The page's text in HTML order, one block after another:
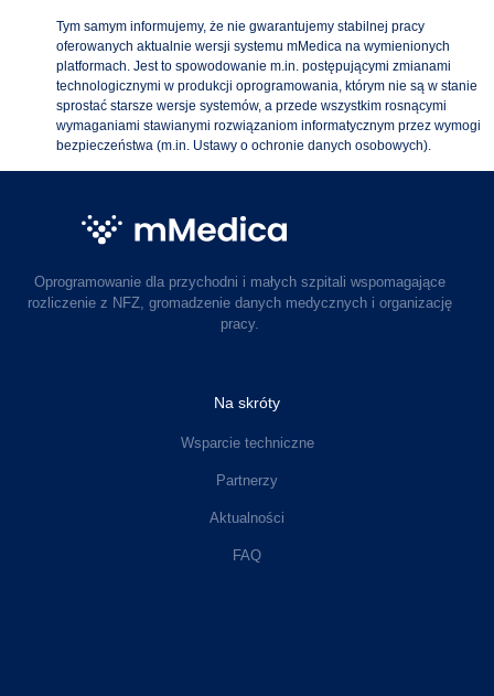
Tym samym informujemy, że nie gwarantujemy stabilnej pracy
oferowanych aktualnie wersji systemu mMedica na wymienionych
platformach. Jest to spowodowanie m.in. postępującymi zmianami
technologicznymi w produkcji oprogramowania, którym nie są w stanie
sprostać starsze wersje systemów, a przede wszystkim rosnącymi
wymaganiami stawianymi rozwiązaniom informatycznym przez wymogi
bezpieczeństwa (m.in. Ustawy o ochronie danych osobowych).
Oprogramowanie dla przychodni i małych szpitali wspomagające
rozliczenie z NFZ, gromadzenie danych medycznych i organizację
pracy.
Na skróty
Wsparcie techniczne
Partnerzy
Aktualności
FAQ